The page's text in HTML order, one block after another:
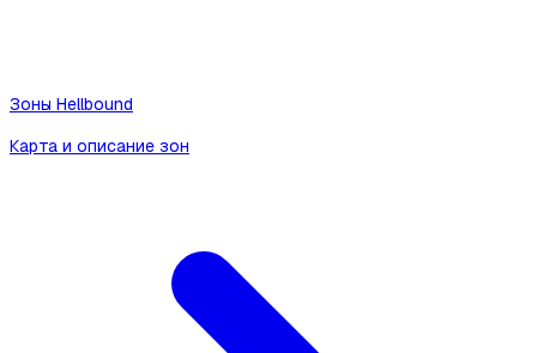
Зоны Hellbound
Карта и описание зон